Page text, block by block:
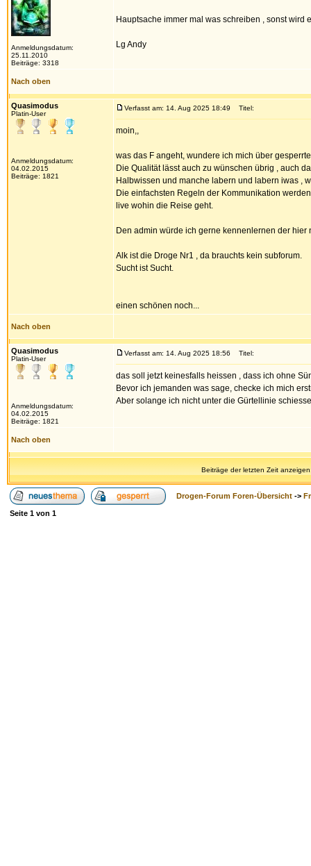
Anmeldungsdatum:
25.11.2010
Beiträge: 3318
Hauptsache immer mal was schreiben , sonst wird
Lg Andy
Nach oben
Quasimodus
Platin-User
Anmeldungsdatum:
04.02.2015
Beiträge: 1821
Verfasst am: 14. Aug 2025 18:49 Titel:
moin,,
was das F angeht, wundere ich mich über
Die Qualität lässt auch zu wünschen übrig , auch
Halbwissen und manche labern und labern iwas ,
Die einfachsten Regeln der Kommunikation
live wohin die Reise geht.
Den admin würde ich gerne kennenlernen der hier
Alk ist die Droge Nr1 , da brauchts kein subforum.
Sucht ist Sucht.
einen schönen noch...
Nach oben
Quasimodus
Platin-User
Anmeldungsdatum:
04.02.2015
Beiträge: 1821
Verfasst am: 14. Aug 2025 18:56 Titel:
das soll jetzt keinesfalls heissen , dass ich ohne
Bevor ich jemanden was sage, checke ich mich
Aber solange ich nicht unter die Gürtellinie
Nach oben
Beiträge der letzten Zeit
Drogen-Forum Foren-Übersicht ->
Seite 1 von 1